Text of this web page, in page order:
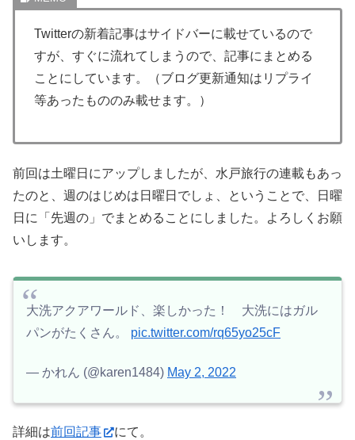
Twitterの新着記事はサイドバーに載せているので
すが、すぐに流れてしまうので、記事にまとめる
ことにしています。（ブログ更新通知はリプライ
等あったもののみ載せます。）
前回は土曜日にアップしましたが、水戸旅行の連載もあっ
たのと、週のはじめは日曜日でしょ、ということで、日曜
日に「先週の」でまとめることにしました。よろしくお願
いします。
大洗アクアワールド、楽しかった！ 大洗にはガル
パンがたくさん。 pic.twitter.com/rq65yo25cF
— かれん (@karen1484) May 2, 2022
詳細は前回記事 にて。